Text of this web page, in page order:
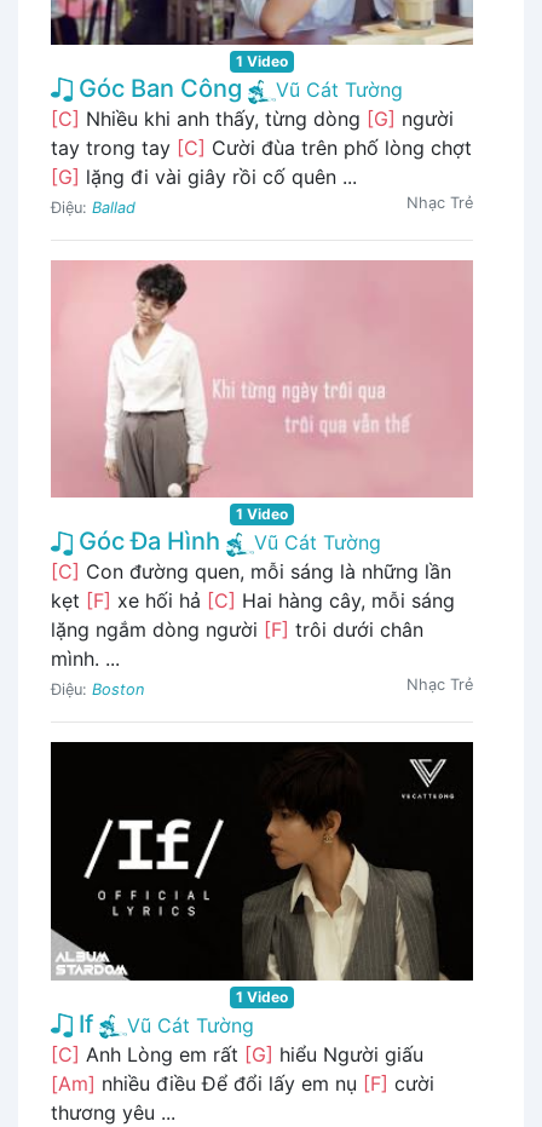
1 Video
Góc Ban Công
Vũ Cát Tường
[C] Nhiều khi anh thấy, từng dòng [G] người
tay trong tay [C] Cười đùa trên phố lòng chợt
[G] lặng đi vài giây rồi cố quên ...
Điệu: Ballad Nhạc Trẻ
1 Video
Góc Đa Hình
Vũ Cát Tường
[C] Con đường quen, mỗi sáng là những lần
kẹt [F] xe hối hả [C] Hai hàng cây, mỗi sáng
lặng ngắm dòng người [F] trôi dưới chân
mình. ...
Điệu: Boston Nhạc Trẻ
1 Video
If
Vũ Cát Tường
[C] Anh Lòng em rất [G] hiểu Người giấu
[Am] nhiều điều Để đổi lấy em nụ [F] cười
thương yêu ...